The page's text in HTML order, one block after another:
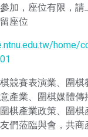
加，座位有限，
座位
home/
競賽表演業、圍
產業、圍棋媒體
棋產業政策、圍
們蒞臨與會，共商